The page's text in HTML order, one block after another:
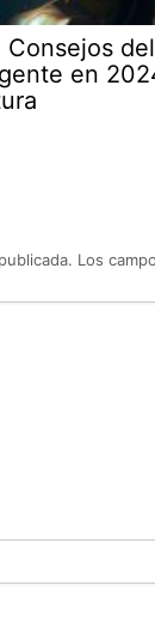
Consejos
en
Los